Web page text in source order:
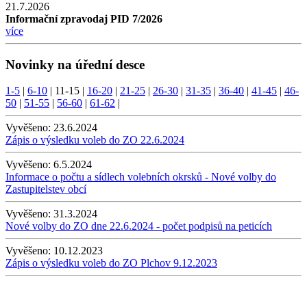
21.7.2026
Informační zpravodaj PID 7/2026
více
Novinky na úřední desce
1-5 6-10 11-15 16-20 21-25 26-30 31-35 36-40 41-45
46-
50
51-55 56-60 61-62
Vyvěšeno: 23.6.2024
Zápis o výsledku voleb do ZO 22.6.2024
Vyvěšeno: 6.5.2024
Informace o počtu a sídlech volebních okrsků - Nové volby do
Zastupitelstev obcí
Vyvěšeno: 31.3.2024
Nové volby do ZO dne 22.6.2024 - počet podpisů na peticích
Vyvěšeno: 10.12.2023
Zápis o výsledku voleb do ZO Plchov 9.12.2023